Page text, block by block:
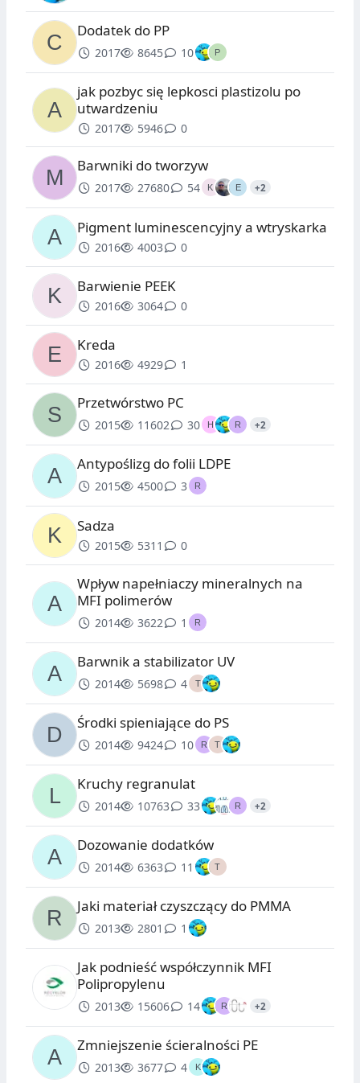
Dodatek do PP
2017 8645 10
jak pozbyc się lepkosci plastizolu po
utwardzeniu
2017 5946 0
Barwniki do tworzyw
2017 27680 54 +2
Pigment luminescencyjny a wtryskarka
2016 4003 0
Barwienie PEEK
2016 3064 0
Kreda
2016 4929 1
Przetwórstwo PC
2015 11602 30 +2
Antypoślizg do folii LDPE
2015 4500 3
Sadza
2015 5311 0
Wpływ napełniaczy mineralnych na
MFI polimerów
2014 3622 1
Barwnik a stabilizator UV
2014 5698 4
Środki spieniające do PS
2014 9424 10
Kruchy regranulat
2014 10763 33 +2
Dozowanie dodatków
2014 6363 11
Jaki materiał czyszczący do PMMA
2013 2801 1
Jak podnieść współczynnik MFI
Polipropylenu
2013 15606 14 +2
Zmniejszenie ścieralności PE
2013 3677 4